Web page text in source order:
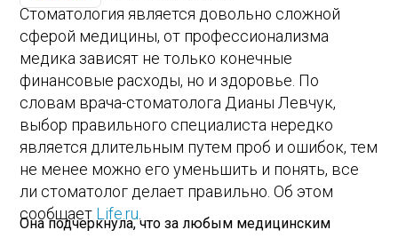
Стоматология является довольно сложной
сферой медицины, от профессионализма
медика зависят не только конечные
финансовые расходы, но и здоровье. По
словам врача-стоматолога Дианы Левчук,
выбор правильного специалиста нередко
является длительным путем проб и ошибок, тем
не менее можно его уменьшить и понять, все
ли стоматолог делает правильно. Об этом
сообщает Life.ru
Она подчеркнула, что за любым медицинским